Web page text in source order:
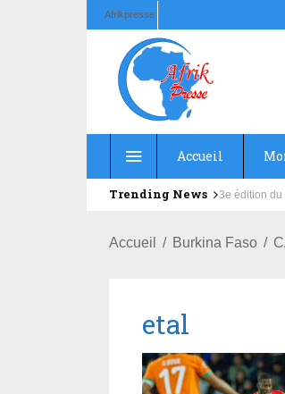
Afrikpresse
Accueil
Trending News Education :
Accueil Burkina Faso
etal